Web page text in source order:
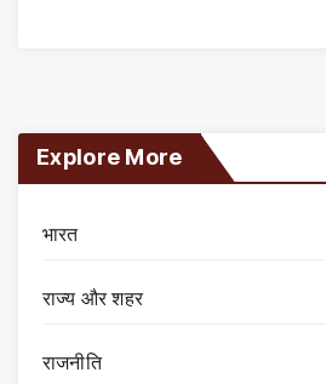
Explore More
भारत
राज्य और शहर
राजनीति